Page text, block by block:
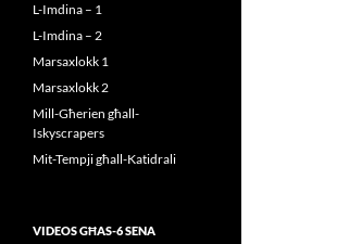
L-Imdina – 1
L-Imdina – 2
Marsaxlokk 1
Marsaxlokk 2
Mill-Għerien għall-
Iskyscrapers
Mit-Tempji għall-Katidrali
VIDEOS GĦAS-6 SENA